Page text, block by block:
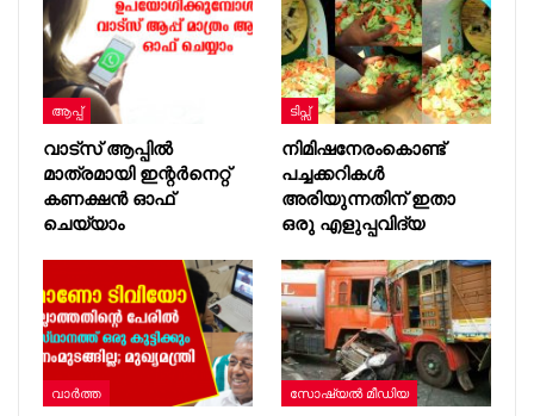
ആപ്പ്
വാട്സ് ആപ്പിൽ
മാത്രമായി ഇന്റർനെറ്റ്
കണക്ഷൻ ഓഫ്
ചെയ്യാം
ടിപ്സ്
നിമിഷനേരംകൊണ്ട്
പച്ചക്കറികൾ
അരിയുന്നതിന് ഇതാ
ഒരു എളുപ്പവിദ്യ
വാർത്ത സോഷ്യൽ മീഡിയ